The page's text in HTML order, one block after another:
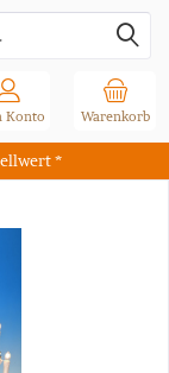
*
Warenkorb
Konto